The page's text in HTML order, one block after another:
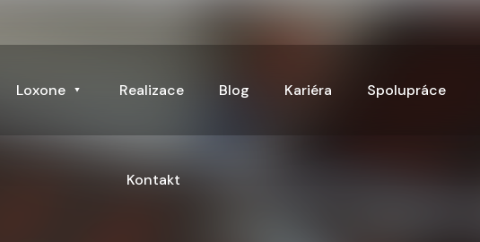
Loxone Realizace Blog Kariéra Spolupráce
Kontakt